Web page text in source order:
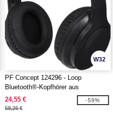
W32
PF Concept 124296 - Loop
Bluetooth®-Kopfhörer aus
recyceltem Kunststoff
24,55 €
59,26 €
-59%